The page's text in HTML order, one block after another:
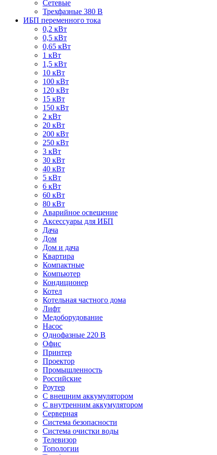
Сетевые
Трехфазные 380 В
ИБП переменного тока
0,2 кВт
0,5 кВт
0,65 кВт
1 кВт
1,5 кВт
10 кВт
100 кВт
120 кВт
15 кВт
150 кВт
2 кВт
20 кВт
200 кВт
250 кВт
3 кВт
30 кВт
40 кВт
5 кВт
6 кВт
60 кВт
80 кВт
Аварийное освещение
Аксессуары для ИБП
Дача
Дом
Дом и дача
Квартира
Компактные
Компьютер
Кондиционер
Котел
Котельная частного дома
Лифт
Медоборудование
Насос
Однофазные 220 В
Офис
Принтер
Проектор
Промышленность
Российские
Роутер
С внешним аккумулятором
С внутренним аккумулятором
Серверная
Система безопасности
Система очистки воды
Телевизор
Топологии